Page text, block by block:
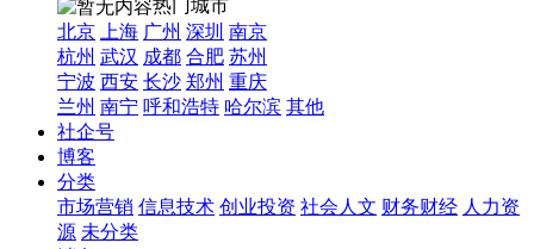
热门城市
北京
上海 广州 深圳 南京
杭州 武汉 成都 合肥 苏州
宁波 西安 长沙 郑州 重庆
兰州 南宁 呼和浩特 哈尔滨 其他
社企号
博客
分类
市场营销 信息技术 创业投资 社会人文 财务财经 人力资
源 未分类